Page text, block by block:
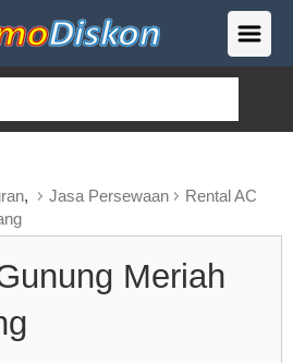
, Jasa Persewaan
Rental AC
Meriah